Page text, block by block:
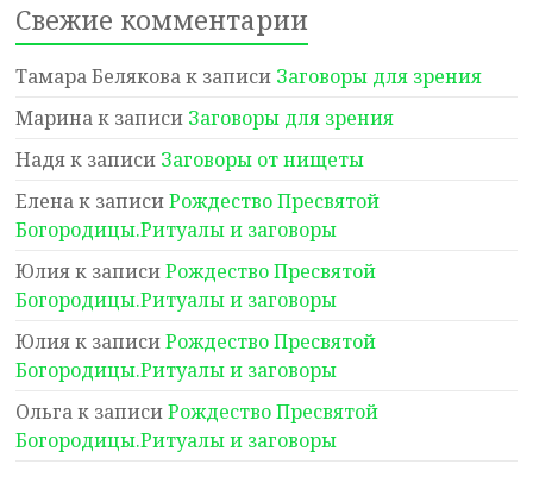
Свежие комментарии
Тамара Беляковак записи Заговоры для зрения
Маринак записи Заговоры для зрения
Надяк записи Заговоры от нищеты
Еленак записиРождество Пресвятой
Богородицы.Ритуалы и заговоры
Юлияк записиРождество Пресвятой
Богородицы.Ритуалы и заговоры
Юлияк записиРождество Пресвятой
Богородицы.Ритуалы и заговоры
Ольгак записиРождество Пресвятой
Богородицы.Ритуалы и заговоры